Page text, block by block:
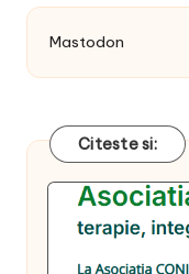
Mastodon
Citeste si: